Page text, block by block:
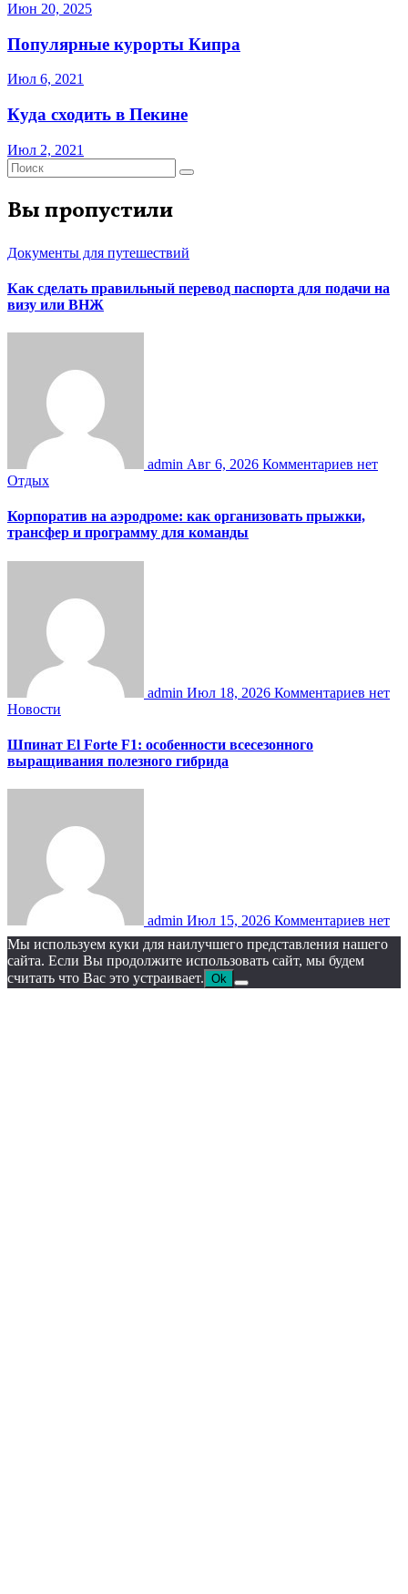
Июн 20, 2025
Популярные курорты Кипра
Июл 6, 2021
Куда сходить в Пекине
Июл 2, 2021
Вы пропустили
Документы для путешествий
Как сделать правильный перевод паспорта для подачи на
визу или ВНЖ
admin Авг 6, 2026 Комментариев нет
Отдых
Корпоратив на аэродроме: как организовать прыжки,
трансфер и программу для команды
admin Июл 18, 2026 Комментариев нет
Новости
Шпинат El Forte F1: особенности всесезонного
выращивания полезного гибрида
admin Июл 15, 2026 Комментариев нет
Мы используем куки для наилучшего представления нашего
сайта. Если Вы продолжите использовать сайт, мы будем
считать что Вас это устраивает. Ok